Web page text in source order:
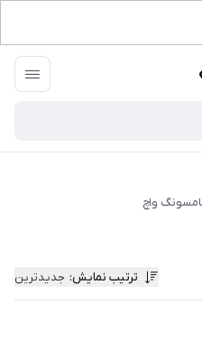
واچ
ترتیب نمایش: جدیدترین